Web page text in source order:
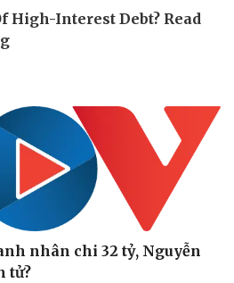
Công nghệ
nhân chi 32 tỷ, Nguyễn
tử?